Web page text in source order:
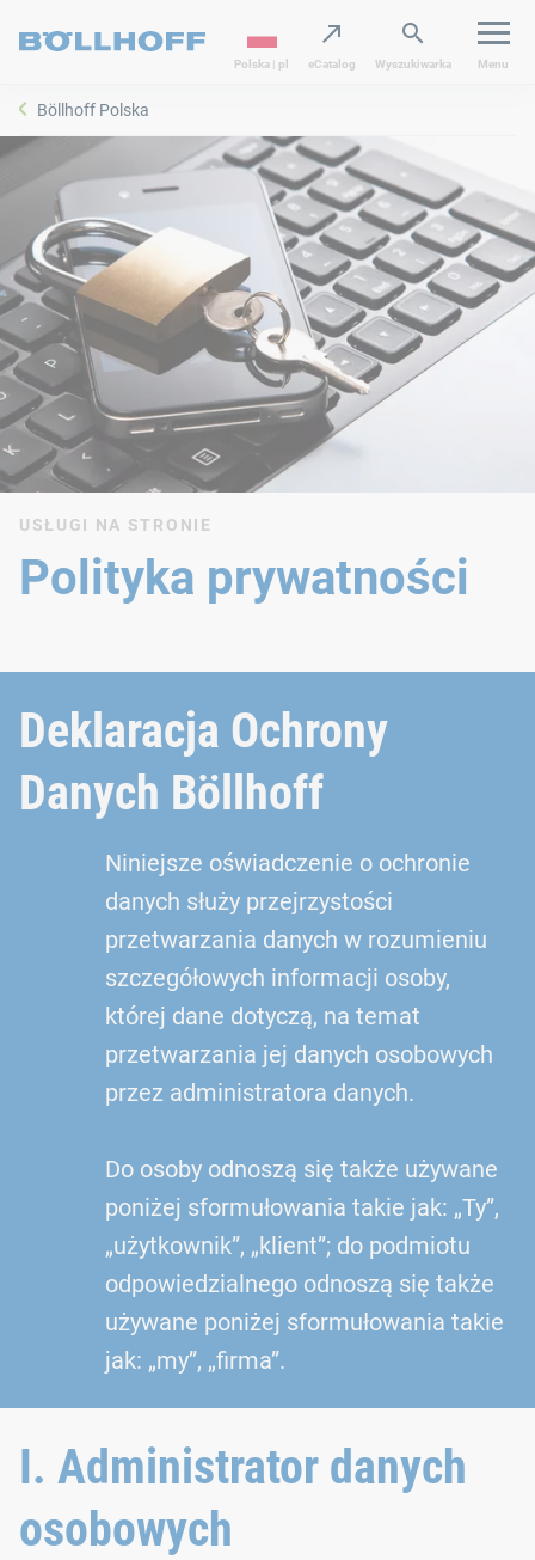
Polska | pl eCatalog Wyszukiwarka Menu
Böllhoff Polska
USŁUGI NA STRONIE
Polityka prywatności
Deklaracja Ochrony
Danych Böllhoff
Niniejsze oświadczenie o ochronie
danych służy przejrzystości
przetwarzania danych w rozumieniu
szczegółowych informacji osoby,
której dane dotyczą, na temat
przetwarzania jej danych osobowych
przez administratora danych.
Do osoby odnoszą się także używane
poniżej sformułowania takie jak: „Ty”,
„użytkownik”, „klient”; do podmiotu
odpowiedzialnego odnoszą się także
używane poniżej sformułowania takie
jak: „my”, „firma”.
I. Administrator danych
osobowych